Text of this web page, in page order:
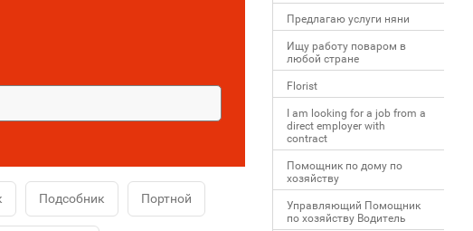
Подсобник Портной
Предлагаю услуги няни
Ищу работу поваром в
любой стране
Florist
I am looking for a job from a
direct employer with
contract
Помощник по дому по
хозяйству
Управляющий Помощник
по хозяйству Водитель